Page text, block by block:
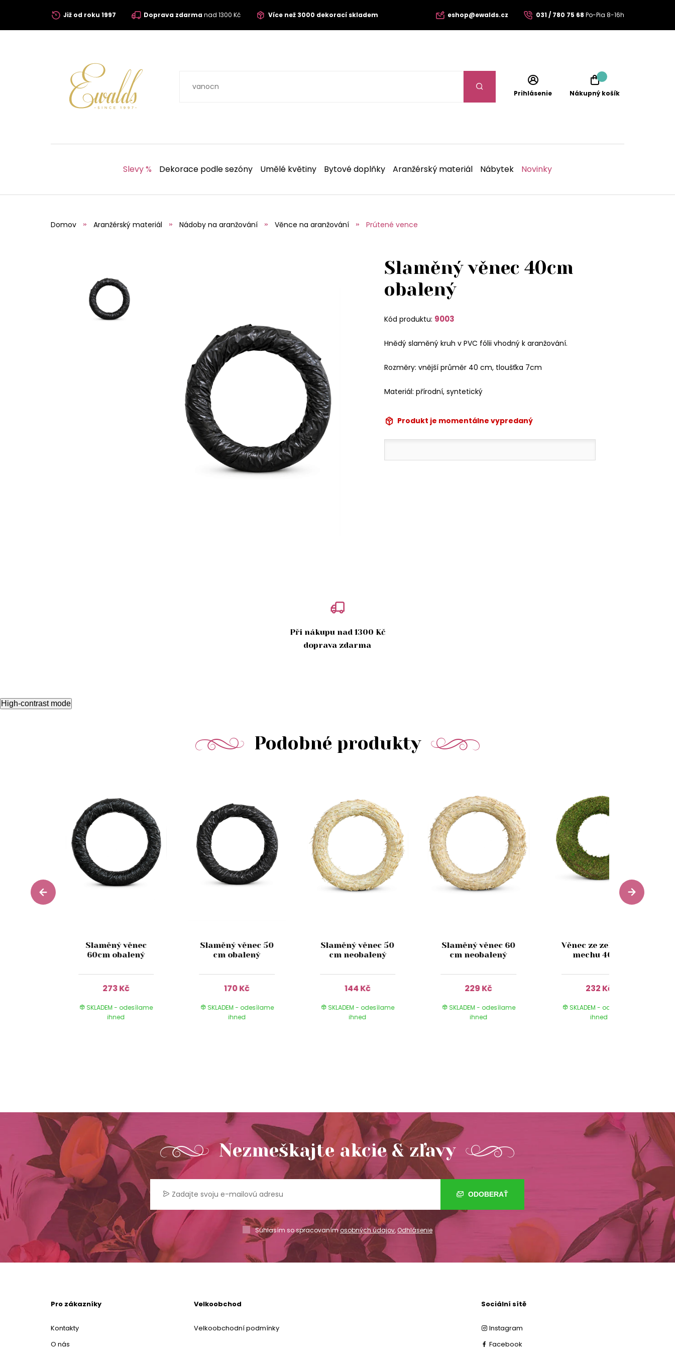
Již od roku 1997 Doprava zdarmanad 1300 Kč Více než 3000 dekorací skladem eshop@ewalds.cz 031 / 780 75 68 Po-Pia 8-16h
Prihlásenie Nákupný košík
Slevy % Dekorace podle sezóny Umělé květiny Bytové doplňky Aranžérský materiál Nábytek Novinky
Domov Aranžérský materiál Nádoby na aranžování Věnce na aranžování Prútené vence
Slaměný věnec 40cm
obalený
Kód produktu: 9003
Hnědý slaměný kruh v PVC fólii vhodný k aranžování.
Rozměry: vnější průměr 40 cm, tloušťka 7cm
Materiál: přírodní, syntetický
Produkt je momentálne vypredaný
Při nákupu nad 1300 Kč
doprava zdarma
High-contrast mode
Podobné produkty
Slaměný věnec
60cm obalený
273 Kč
SKLADEM - odesílame
ihned
Slaměný věnec 50
cm obalený
170 Kč
SKLADEM - odesílame
ihned
Slaměný věnec 50
cm neobalený
144 Kč
SKLADEM - odesílame
ihned
Slaměný věnec 60
cm neobalený
229 Kč
SKLADEM - odesílame
ihned
Věnec ze zeleného
mechu 40cm
232 Kč
SKLADEM - odesílame
ihned
Nezmeškajte akcie & zľavy
ODOBERAŤ
Súhlasím so spracovanímosobných údajov,Odhlásenie
Pro zákazníky
Kontakty
O nás
Velkoobchod
Velkoobchodní podmínky
Sociální sítě
Instagram
Facebook